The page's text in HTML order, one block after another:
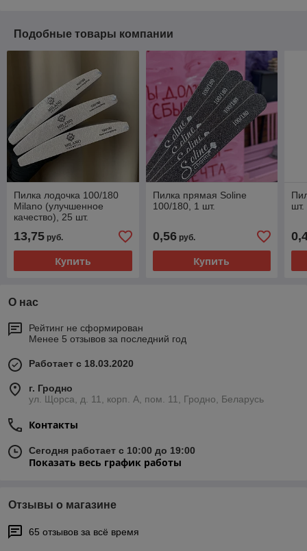
Подобные товары компании
Пилка лодочка 100/180
Milano (улучшенное
качество), 25 шт.
13,75 руб.
Купить
Пилка прямая Soline
100/180, 1 шт.
0,56руб.
Купить
шт.
О нас
Рейтинг не сформирован
Менее 5 отзывов за последний год
Работает с 18.03.2020
г. Гродно
ул. Щорса, д. 11, корп. А, пом. 11, Гродно, Беларусь
Контакты
Сегодня работает с 10:00 до 19:00
Показать весь график работы
Отзывы о магазине
65 отзывов за всё время